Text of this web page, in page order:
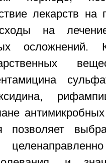
лекарств на
на
осложнений.
антимикробных
позволяет